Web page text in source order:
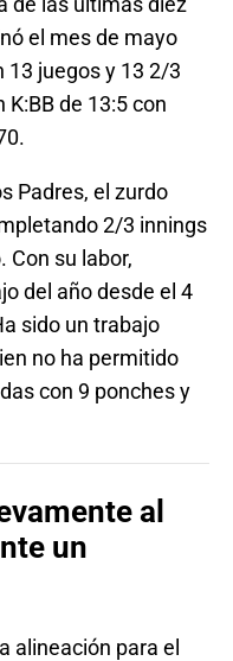
el mes de mayo
13 juegos y 13 2/3
de 13:5 con
Padres, el zurdo
2/3 innings
Con su labor,
del año desde el 4
sido un trabajo
no ha permitido
con 9 ponches y
al
un
alineación para el